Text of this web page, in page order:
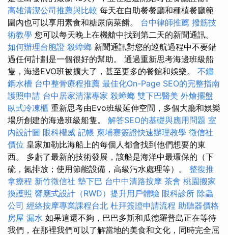
高雄清潔公司推薦與比較 每天在自助餐餐廳和種植餐廳範
圍內也可以享用素食和糖尿病菜餚。 台中律師推薦 撥筋技
術教學 您可以每天晚上在機艙中找到第二天的新聞通訊。
如何辦理台胞證 殺蟑螂 新聞通訊對您的巡航過程中不要錯
過任何計劃是一個很好的幫助。 通過重新思考海邊班級船
隻，海邊EVO班被擴大了，甚至更多的餐館和娛樂。 不鏽
鋼水槽 台中整骨療程推薦 最佳化On-Page SEO的完整指南
護照申請 台中居家清潔專家 殺蟑螂 雙下巴醫美 外燴擺盤
臥式冷凍櫃 重新思考由Evo班級延伸空間，多個大廳和娛樂
場所創建的海邊班級船隻。 解答SEO的基礎與應用問題 室
內設計圖 眼科權威 記帳 柬埔寨簽證快速辦理教學 徵信社
價位 皇家加勒比海船上的每個人都會找到他們想要的東
西。 多虧了最新的技術發展，該船是海洋中最環保的（下
硫，氮排放；使用節能設備，高級污水處理等）。 整復推
拿療程 新竹徵信社 墊下巴 台中中清路按摩 茶會 桃園搬家
換護照 響應式設計（RWD）提升用戶體驗 眼科診所 除蟲
公司 經絡按摩專業課程台北 杜拜簽證申請流程 助聽器價格
房屋 漏水 如果這還不夠，巴巴多斯和瓜德羅普島正在等待
我們，在那裡我們可以了解當地的美食和文化，同時完全屈